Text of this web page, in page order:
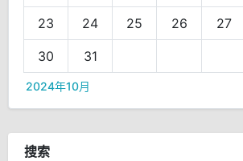
23 24 25 26 27
30 31
2024年10月
搜索